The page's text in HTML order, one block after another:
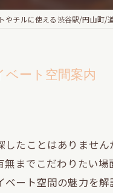
やチルに使える渋谷駅/円山町/
ート空間案内
たことはありませ
までこだわりたい
ート空間の魅力を解